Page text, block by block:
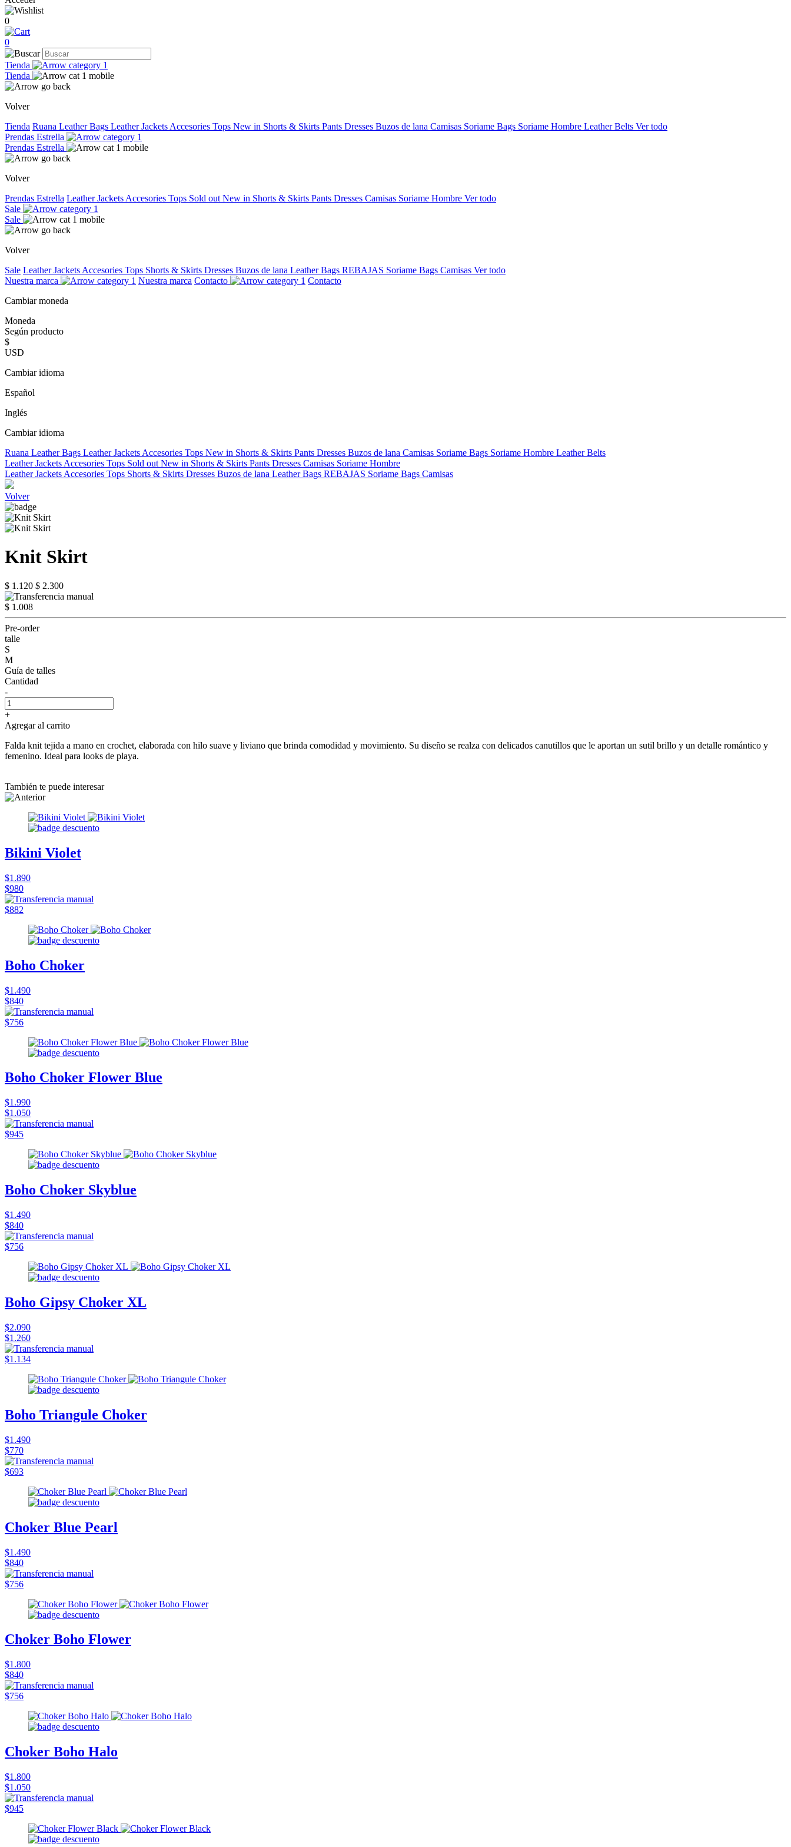
0
0
Tienda
Tienda
Volver
Tienda Ruana Leather Bags Leather Jackets Accesories Tops New in Shorts & Skirts Pants Dresses Buzos de lana Camisas Soriame Bags Soriame Hombre Leather Belts Ver todo
Prendas Estrella
Prendas Estrella
Volver
Prendas Estrella Leather Jackets Accesories Tops Sold out New in Shorts & Skirts Pants Dresses Camisas Soriame Hombre Ver todo
Sale
Sale
Volver
Sale Leather Jackets Accesories Tops Shorts & Skirts Dresses Buzos de lana Leather Bags REBAJAS Soriame Bags Camisas Ver todo
Nuestra marca
Nuestra marca Contacto
Contacto
Cambiar moneda
Moneda
Según producto
$
USD
Cambiar idioma
Español
Inglés
Cambiar idioma
Ruana Leather Bags Leather Jackets Accesories Tops New in Shorts & Skirts Pants Dresses Buzos de lana Camisas Soriame Bags Soriame Hombre Leather Belts
Leather Jackets Accesories Tops Sold out New in Shorts & Skirts Pants Dresses Camisas Soriame Hombre
Leather Jackets Accesories Tops Shorts & Skirts Dresses Buzos de lana Leather Bags REBAJAS Soriame Bags Camisas
Volver
Knit Skirt
$ 1.120 $ 2.300
$ 1.008
Pre-order
talle
S
M
Guía de talles
Cantidad
-
+
Agregar al carrito
Falda knit tejida a mano en crochet, elaborada con hilo suave y liviano que brinda comodidad y movimiento. Su diseño se realza con delicados canutillos que le aportan un sutil brillo y un detalle romántico y
femenino. Ideal para looks de playa.
También te puede interesar
Bikini Violet
$1.890
$980
$882
Boho Choker
$1.490
$840
$756
Boho Choker Flower Blue
$1.990
$1.050
$945
Boho Choker Skyblue
$1.490
$840
$756
Boho Gipsy Choker XL
$2.090
$1.260
$1.134
Boho Triangule Choker
$1.490
$770
$693
Choker Blue Pearl
$1.490
$840
$756
Choker Boho Flower
$1.800
$840
$756
Choker Boho Halo
$1.800
$1.050
$945